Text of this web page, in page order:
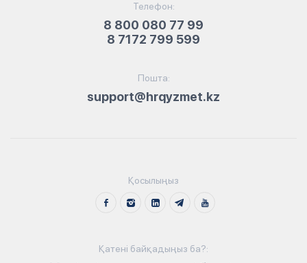
Телефон:
8 800 080 77 99
8 7172 799 599
Пошта:
support@hrqyzmet.kz
Қосылыңыз
Қатені байқадыңыз ба?: